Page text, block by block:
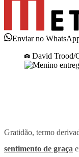
Enviar no
David Trood/
Gratidão, termo
sentimento de graça